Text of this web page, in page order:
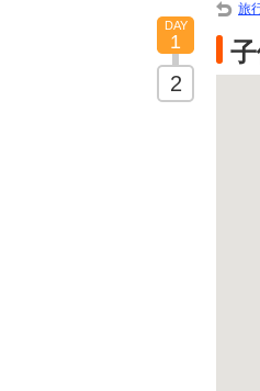
旅
DAY
1
2